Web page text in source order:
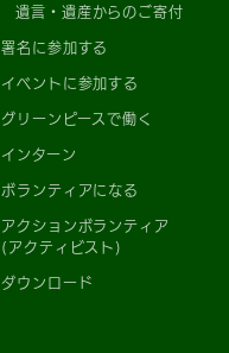
遺言・遺産からのご寄付
署名に参加する
イベントに参加する
グリーンピースで働く
インターン
ボランティアになる
アクションボランティア
(アクティビスト)
ダウンロード